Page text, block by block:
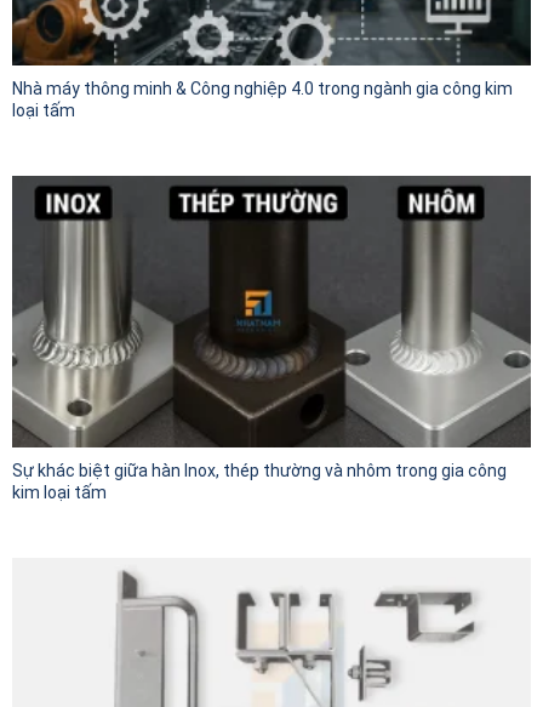
Nhà máy thông minh & Công nghiệp 4.0 trong ngành gia công kim
loại tấm
Sự khác biệt giữa hàn Inox, thép thường và nhôm trong gia công
kim loại tấm